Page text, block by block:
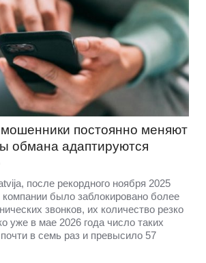
постоянно меняют
обмана адаптируются
после рекордного ноября 2025
компании было заблокировано более
звонков, их количество резко
уже в мае 2026 года число таких
в семь раз и превысило 57